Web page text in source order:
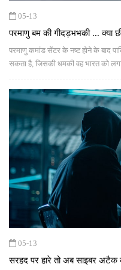
05-13
परमाणु बम की गीदड़भभकी ... क्या
परमाणु कमांड सेंटर के नष्ट होने के बाद
सकता है, जिसकी धमकी वह भारत को
05-13
सरहद पर हारे तो अब साइबर अटैक